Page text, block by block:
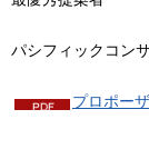
パシフィックコン
プロポー